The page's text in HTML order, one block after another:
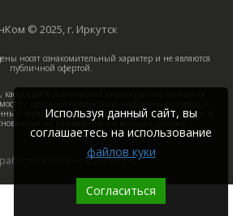
Используя данный сайт, вы
соглашаетесь на использование
файлов куки
Согласиться
© 2025, г. Иркутск
носят ознакомительный характер и не являются
публичной офертой.
технических характеристик, описания
с другими продуктами, изображение товара и
характер, компания не несёт ответственности за
на приведённых в каталоге данных.
сайта — Вангер.рф